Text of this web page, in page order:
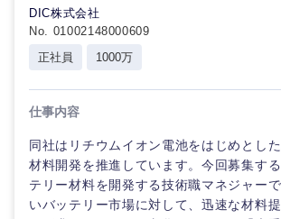
DIC株式会社
No. 01002148000609
正社員
1000万
仕事内容
同社はリチウムイオン電池をはじめとし
材料開発を推進しています。今回募集す
テリー材料を開発する技術職マネジャー
いバッテリー市場に対して、迅速な材料